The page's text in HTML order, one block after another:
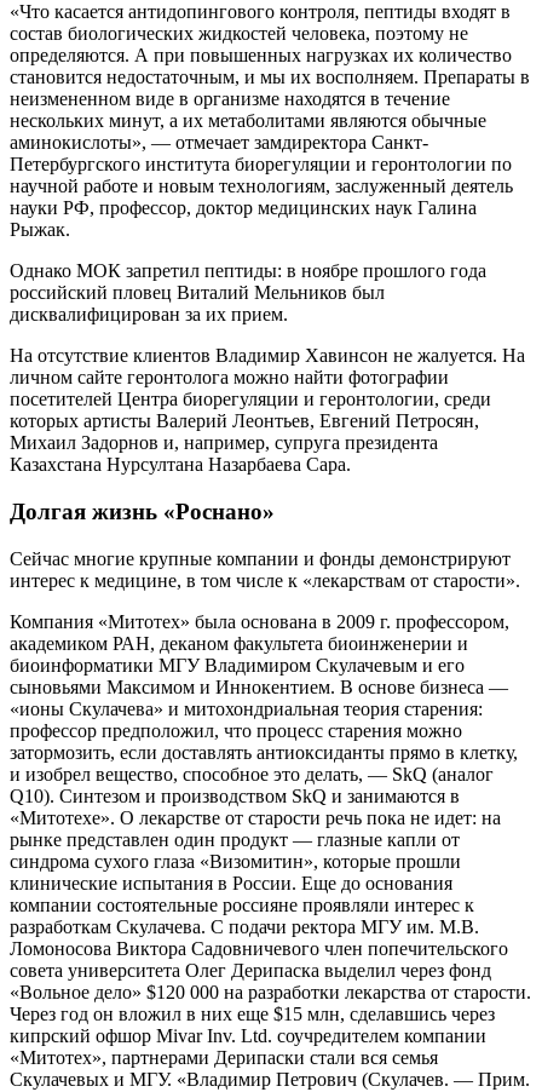
«Что касается антидопингового контроля, пептиды входят в
состав биологических жидкостей человека, поэтому не
определяются. А при повышенных нагрузках их количество
становится недостаточным, и мы их восполняем. Препараты в
неизмененном виде в организме находятся в течение
нескольких минут, а их метаболитами являются обычные
аминокислоты», — отмечает замдиректора Санкт-
Петербургского института биорегуляции и геронтологии по
научной работе и новым технологиям, заслуженный деятель
науки РФ, профессор, доктор медицинских наук Галина
Рыжак.
Однако МОК запретил пептиды: в ноябре прошлого года
российский пловец Виталий Мельников был
дисквалифицирован за их прием.
На отсутствие клиентов Владимир Хавинсон не жалуется. На
личном сайте геронтолога можно найти фотографии
посетителей Центра биорегуляции и геронтологии, среди
которых артисты Валерий Леонтьев, Евгений Петросян,
Михаил Задорнов и, например, супруга президента
Казахстана Нурсултана Назарбаева Сара.
Долгая жизнь «Роснано»
Сейчас многие крупные компании и фонды демонстрируют
интерес к медицине, в том числе к «лекарствам от старости».
Компания «Митотех» была основана в 2009 г. профессором,
академиком РАН, деканом факультета биоинженерии и
биоинформатики МГУ Владимиром Скулачевым и его
сыновьями Максимом и Иннокентием. В основе бизнеса —
«ионы Скулачева» и митохондриальная теория старения:
профессор предположил, что процесс старения можно
затормозить, если доставлять антиоксиданты прямо в клетку,
и изобрел вещество, способное это делать, — SkQ (аналог
Q10). Синтезом и производством SkQ и занимаются в
«Митотехе». О лекарстве от старости речь пока не идет: на
рынке представлен один продукт — глазные капли от
синдрома сухого глаза «Визомитин», которые прошли
клинические испытания в России. Еще до основания
компании состоятельные россияне проявляли интерес к
разработкам Скулачева. С подачи ректора МГУ им. М.В.
Ломоносова Виктора Садовничевого член попечительского
совета университета Олег Дерипаска выделил через фонд
«Вольное дело» $120 000 на разработки лекарства от старости.
Через год он вложил в них еще $15 млн, сделавшись через
кипрский офшор Mivar Inv. Ltd. соучредителем компании
«Митотех», партнерами Дерипаски стали вся семья
Скулачевых и МГУ. «Владимир Петрович (Скулачев. — Прим.